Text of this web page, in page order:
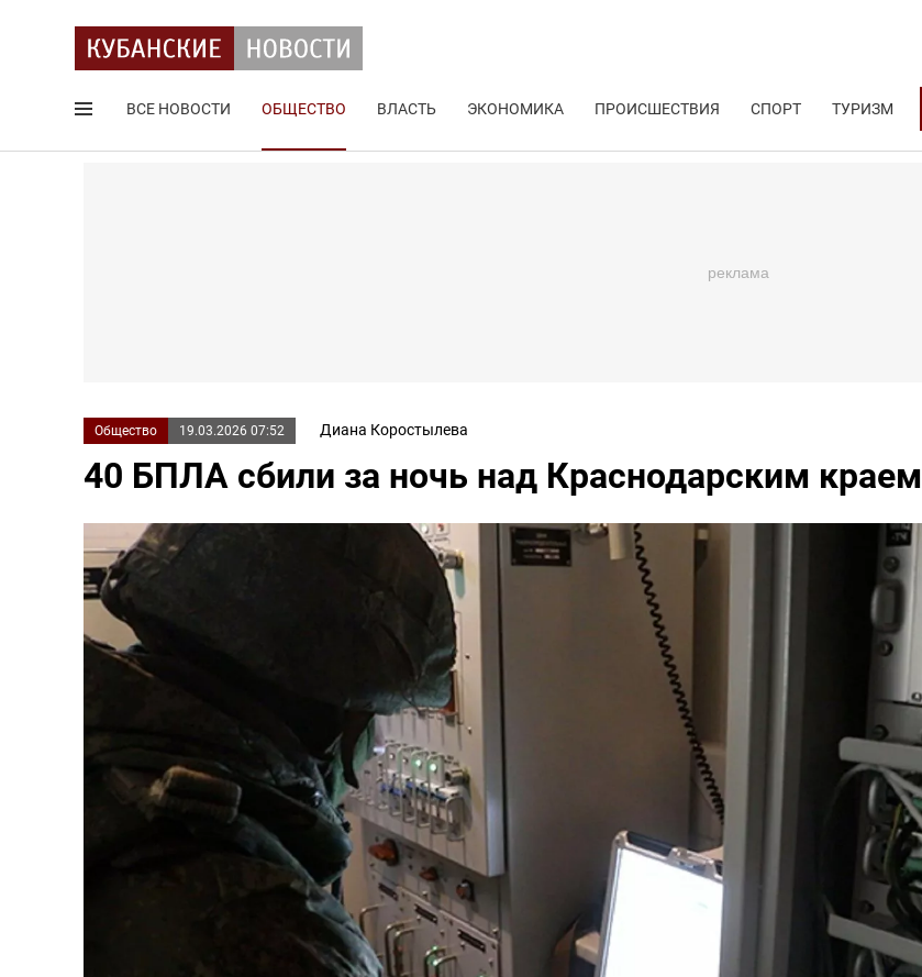
ВСЕ НОВОСТИ ОБЩЕСТВО ВЛАСТЬ ЭКОНОМИКА ПРОИСШЕСТВИЯ СПОРТ ТУРИЗМ
Общество 19.03.2026 07:52 Диана Коростылева
40 БПЛА сбили за ночь над Краснодарским краем